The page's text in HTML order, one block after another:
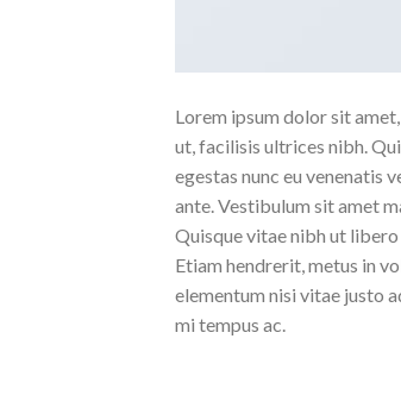
Lorem ipsum dolor sit
ut, facilisis ultrices nibh.
egestas nunc eu venenatis
ante. Vestibulum sit amet
Quisque vitae nibh ut
Etiam hendrerit, metus in
elementum nisi vitae justo
mi tempus ac.